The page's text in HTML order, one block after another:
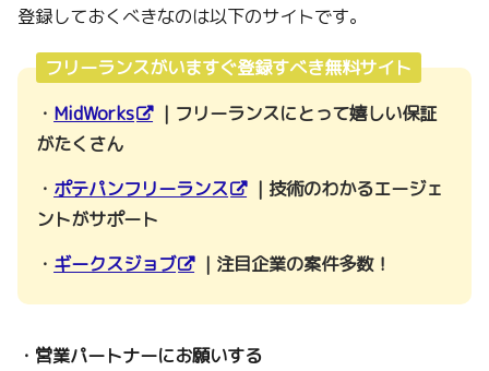
登録しておくべきなのは以下のサイトです。
フリーランスがいますぐ登録すべき無料サイト
・ MidWorks
｜フリーランスにとって嬉しい保証
がたくさん
・ ポテパンフリーランス
｜技術のわかるエージェ
ントがサポート
・ ギークスジョブ ｜注目企業の案件多数！
・営業パートナーにお願いする